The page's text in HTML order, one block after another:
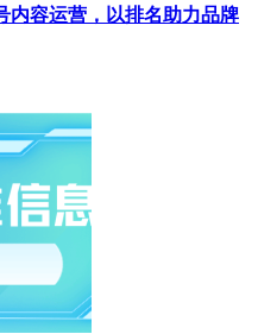
立开发并快速拼接。开放供
络，目标是将人形机器人年
客还披露，利用这套系统，
部，实现行走能力。
，Asimov v1的每条腿拥有6
最小高度1.2米，整机重量
于2万美元。对于Asimov而
短板。二者结合后，开发
理构建、技能学习、仿真验
者在标准框架中构建代理，
内容运营，以排名助力品牌